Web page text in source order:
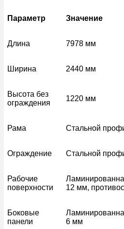
Параметр Значение
Длина 7978 мм
Ширина 2440 мм
Высота без
ограждения
1220 мм
Рама Стальной
Ограждение Стальной
Рабочие
поверхности
12 мм,
Боковые
панели
6 мм